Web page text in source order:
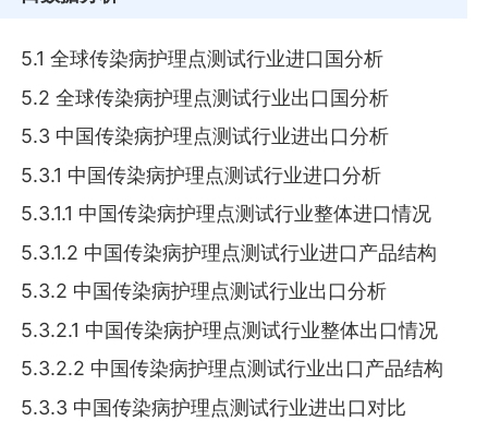
5.1 全球传染病护理点测试行业进口国分析
5.2 全球传染病护理点测试行业出口国分析
5.3 中国传染病护理点测试行业进出口分析
5.3.1 中国传染病护理点测试行业进口分析
5.3.1.1 中国传染病护理点测试行业整体进口情况
5.3.1.2 中国传染病护理点测试行业进口产品结构
5.3.2 中国传染病护理点测试行业出口分析
5.3.2.1 中国传染病护理点测试行业整体出口情况
5.3.2.2 中国传染病护理点测试行业出口产品结构
5.3.3 中国传染病护理点测试行业进出口对比